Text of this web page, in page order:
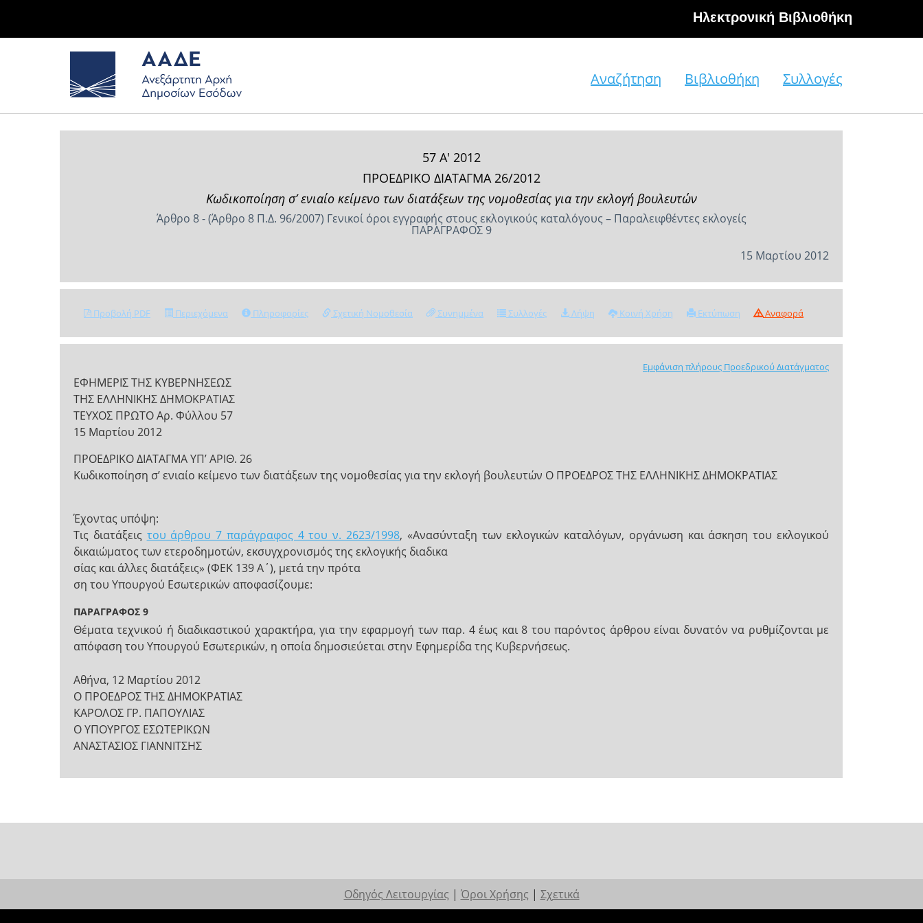
Hλεκτρονική Βιβλιοθήκη
Αναζήτηση Βιβλιοθήκη Συλλογές
57 Α' 2012
ΠΡΟΕΔΡΙΚΟ ΔΙΑΤΑΓΜΑ 26/2012
Κωδικοποίηση σ’ ενιαίο κείμενο των διατάξεων της νομοθεσίας για την εκλογή βουλευτών
Άρθρο 8 - (Άρθρο 8 Π.Δ. 96/2007) Γενικοί όροι εγγραφής στους εκλογικούς καταλόγους – Παραλειφθέντες εκλογείς
ΠΑΡΑΓΡΑΦΟΣ 9
15 Μαρτίου 2012
Προβολή PDF Περιεχόμενα Πληροφορίες Σχετική Νομοθεσία Συνημμένα Συλλογές Λήψη Κοινή Χρήση Εκτύπωση Αναφορά
Εμφάνιση πλήρους Προεδρικού Διατάγματος
ΕΦΗΜΕΡΙΣ ΤΗΣ ΚΥΒΕΡΝΗΣΕΩΣ
ΤΗΣ ΕΛΛΗΝΙΚΗΣ ΔΗΜΟΚΡΑΤΙΑΣ
ΤΕΥΧΟΣ ΠΡΩΤΟ Αρ. Φύλλου 57
15 Μαρτίου 2012
ΠΡΟΕΔΡΙΚΟ ΔΙΑΤΑΓΜΑ ΥΠ’ ΑΡΙΘ. 26
Κωδικοποίηση σ’ ενιαίο κείμενο των διατάξεων της νομοθεσίας για την εκλογή βουλευτών Ο ΠΡΟΕΔΡΟΣ TΗΣ ΕΛΛΗΝΙΚΗΣ ΔΗΜΟΚΡΑΤΙΑΣ
Έχοντας υπόψη:
Τις διατάξεις του άρθρου 7 παράγραφος 4 του ν. 2623/1998, «Ανασύνταξη των εκλογικών καταλόγων, οργάνωση και άσκηση του εκλογικού
δικαιώματος των ετεροδημοτών, εκσυγχρονισμός της εκλογικής διαδικα
σίας και άλλες διατάξεις» (ΦΕΚ 139 Α΄), μετά την πρότα
ση του Υπουργού Εσωτερικών αποφασίζουμε:
ΠΑΡΑΓΡΑΦΟΣ 9
Θέματα τεχνικού ή διαδικαστικού χαρακτήρα, για την εφαρμογή των παρ. 4 έως και 8 του παρόντος άρθρου είναι δυνατόν να ρυθμίζονται με
απόφαση του Υπουργού Εσωτερικών, η οποία δημοσιεύεται στην Εφημερίδα της Κυβερνήσεως.
Αθήνα, 12 Μαρτίου 2012
Ο ΠΡΟΕΔΡΟΣ ΤΗΣ ΔΗΜΟΚΡΑΤΙΑΣ
ΚΑΡΟΛΟΣ ΓΡ. ΠΑΠΟΥΛΙΑΣ
Ο ΥΠΟΥΡΓΟΣ ΕΣΩΤΕΡΙΚΩΝ
ΑΝΑΣΤΑΣΙΟΣ ΓΙΑΝΝΙΤΣΗΣ
Οδηγός Λειτουργίας | Όροι Χρήσης | Σχετικά